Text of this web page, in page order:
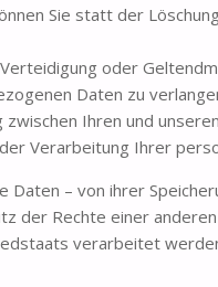
Sie statt der
oder
Daten zu
Ihren und
Verarbeitung Ihrer
– von ihrer
der Rechte einer
verarbeitet